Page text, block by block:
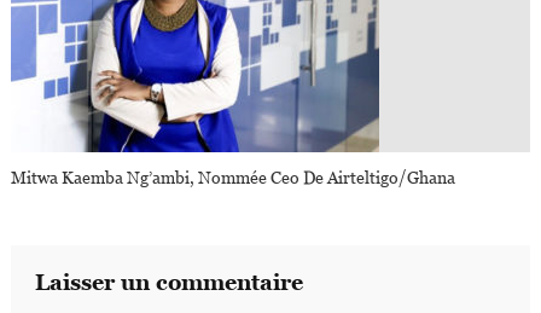
Mitwa Kaemba Ng’ambi, Nommée Ceo De Airteltigo/Ghana
Laisser un commentaire